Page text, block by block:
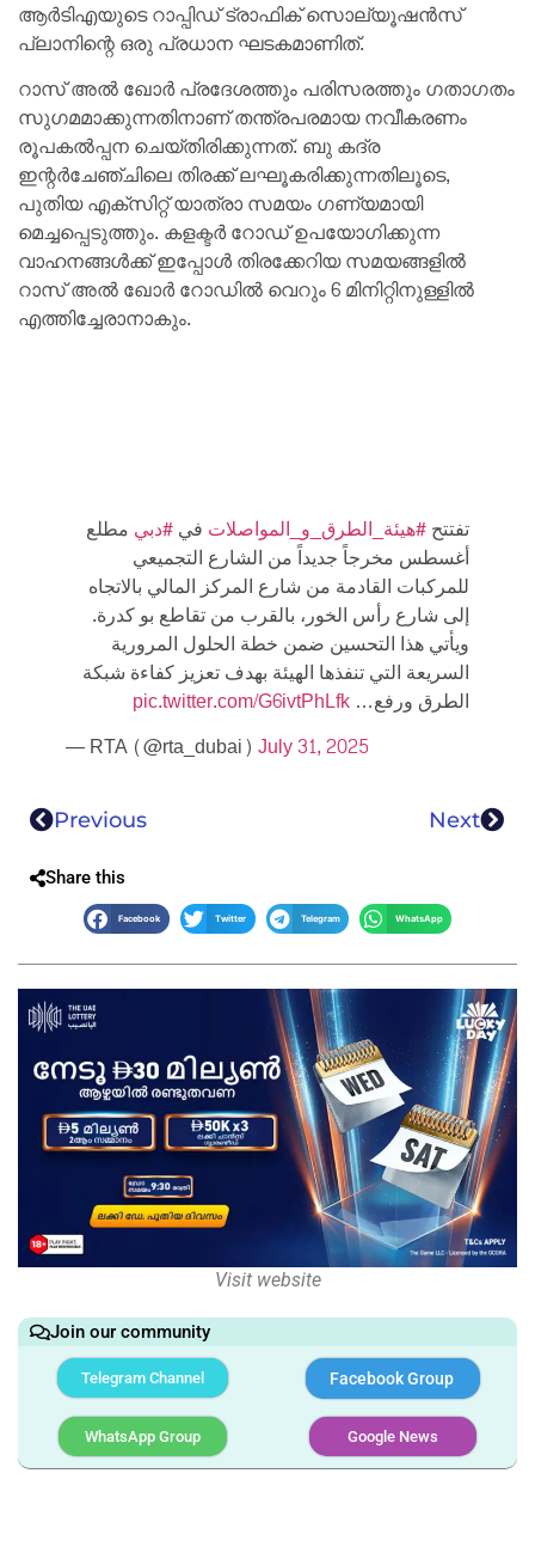
ആർ‌ടി‌എയുടെ റാപ്പിഡ് ട്രാഫിക് സൊല്യൂഷൻസ്
പ്ലാനിന്റെ ഒരു പ്രധാന ഘടകമാണിത്.
റാസ് അൽ ഖോർ പ്രദേശത്തും പരിസരത്തും ഗതാഗതം
സുഗമമാക്കുന്നതിനാണ് തന്ത്രപരമായ നവീകരണം
രൂപകൽപ്പന ചെയ്തിരിക്കുന്നത്. ബു കദ്ര
ഇന്റർചേഞ്ചിലെ തിരക്ക് ലഘൂകരിക്കുന്നതിലൂടെ,
പുതിയ എക്സിറ്റ് യാത്രാ സമയം ഗണ്യമായി
മെച്ചപ്പെടുത്തും. കളക്ടർ റോഡ് ഉപയോഗിക്കുന്ന
വാഹനങ്ങൾക്ക് ഇപ്പോൾ തിരക്കേറിയ സമയങ്ങളിൽ
റാസ് അൽ ഖോർ റോഡിൽ വെറും 6 മിനിറ്റിനുള്ളിൽ
എത്തിച്ചേരാനാകും.
تفتتح#هيئة_الطرق_و_المواصلات في#دبي مطلع
أغسطس مخرجاً جديداً من الشارع التجميعي
للمركبات القادمة من شارع المركز المالي بالاتجاه
إلى شارع رأس الخور، بالقرب من تقاطع بو كدرة.
ويأتي هذا التحسين ضمن خطة الحلول المرورية
السريعة التي تنفذها الهيئة بهدف تعزيز كفاءة شبكة
الطرق ورفع… pic.twitter.com/G6ivtPhLfk
— RTA (@rta_dubai) July 31, 2025
Previous Next
Share this
Facebook Twitter Telegram WhatsApp
Visit website
Join our community
Telegram Channel Facebook Group
WhatsApp Group Google News